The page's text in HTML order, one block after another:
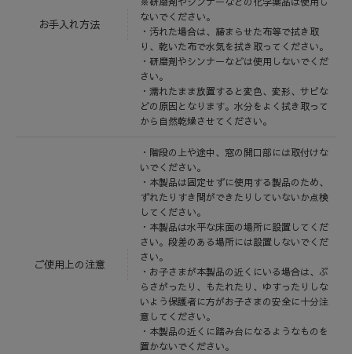
お手入れ方法
ないでください。
・汚れた場合は、締まらせた布等で拭き取
り、乾いた布で水気を拭き取ってください。
・研磨剤やシンナーなどは使用しないでくだ
さい。
・濡れたまま放置すると変色、変形、サビな
どの原因となります。水分をよく拭き取って
から自然乾燥させてください。
ご使用上の注意
・階段の上や途中、窓の開口部には取付けな
いでください。
・本製品は固定せずに使用する製品のため、
ずれたりすき間ができたりしていないか点検
してください。
・本製品は水平な床面の場所に設置してくだ
さい。段差のある場所には設置しないでくだ
さい。
・お子さまが本製品の近くにいる場合は、ぶ
らさがったり、もたれたり、ゆすったりしな
いよう保護者に方がお子さまの安全に十分注
意してください。
・本製品の近くに踏み台になるようなものを
置かないでください。